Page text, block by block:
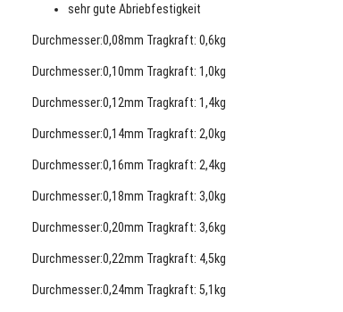
sehr gute Abriebfestigkeit
Durchmesser:0,08mm Tragkraft: 0,6kg
Durchmesser:0,10mm Tragkraft: 1,0kg
Durchmesser:0,12mm Tragkraft: 1,4kg
Durchmesser:0,14mm Tragkraft: 2,0kg
Durchmesser:0,16mm Tragkraft: 2,4kg
Durchmesser:0,18mm Tragkraft: 3,0kg
Durchmesser:0,20mm Tragkraft: 3,6kg
Durchmesser:0,22mm Tragkraft: 4,5kg
Durchmesser:0,24mm Tragkraft: 5,1kg